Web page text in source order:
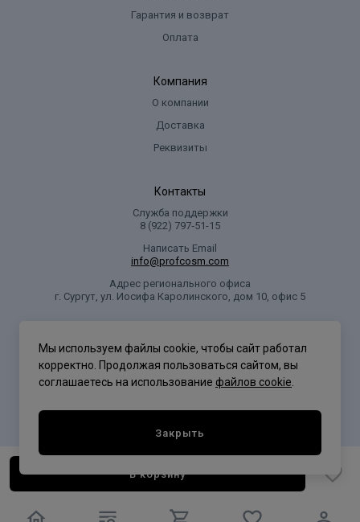
В корзину
Гарантия и возврат
Оплата
Компания
О компании
Доставка
Реквизиты
Контакты
Служба поддержки
8 (922) 797‑51-15
Написать Email
info@profcosm.com
Адрес регионального офиса
г. Сургут, ул. Иосифа Каролинского, дом 10, офис 5
Мы используем файлы cookie, чтобы сайт работал
корректно. Продолжая пользоваться сайтом, вы
соглашаетесь на использование файлов cookie
Закрыть